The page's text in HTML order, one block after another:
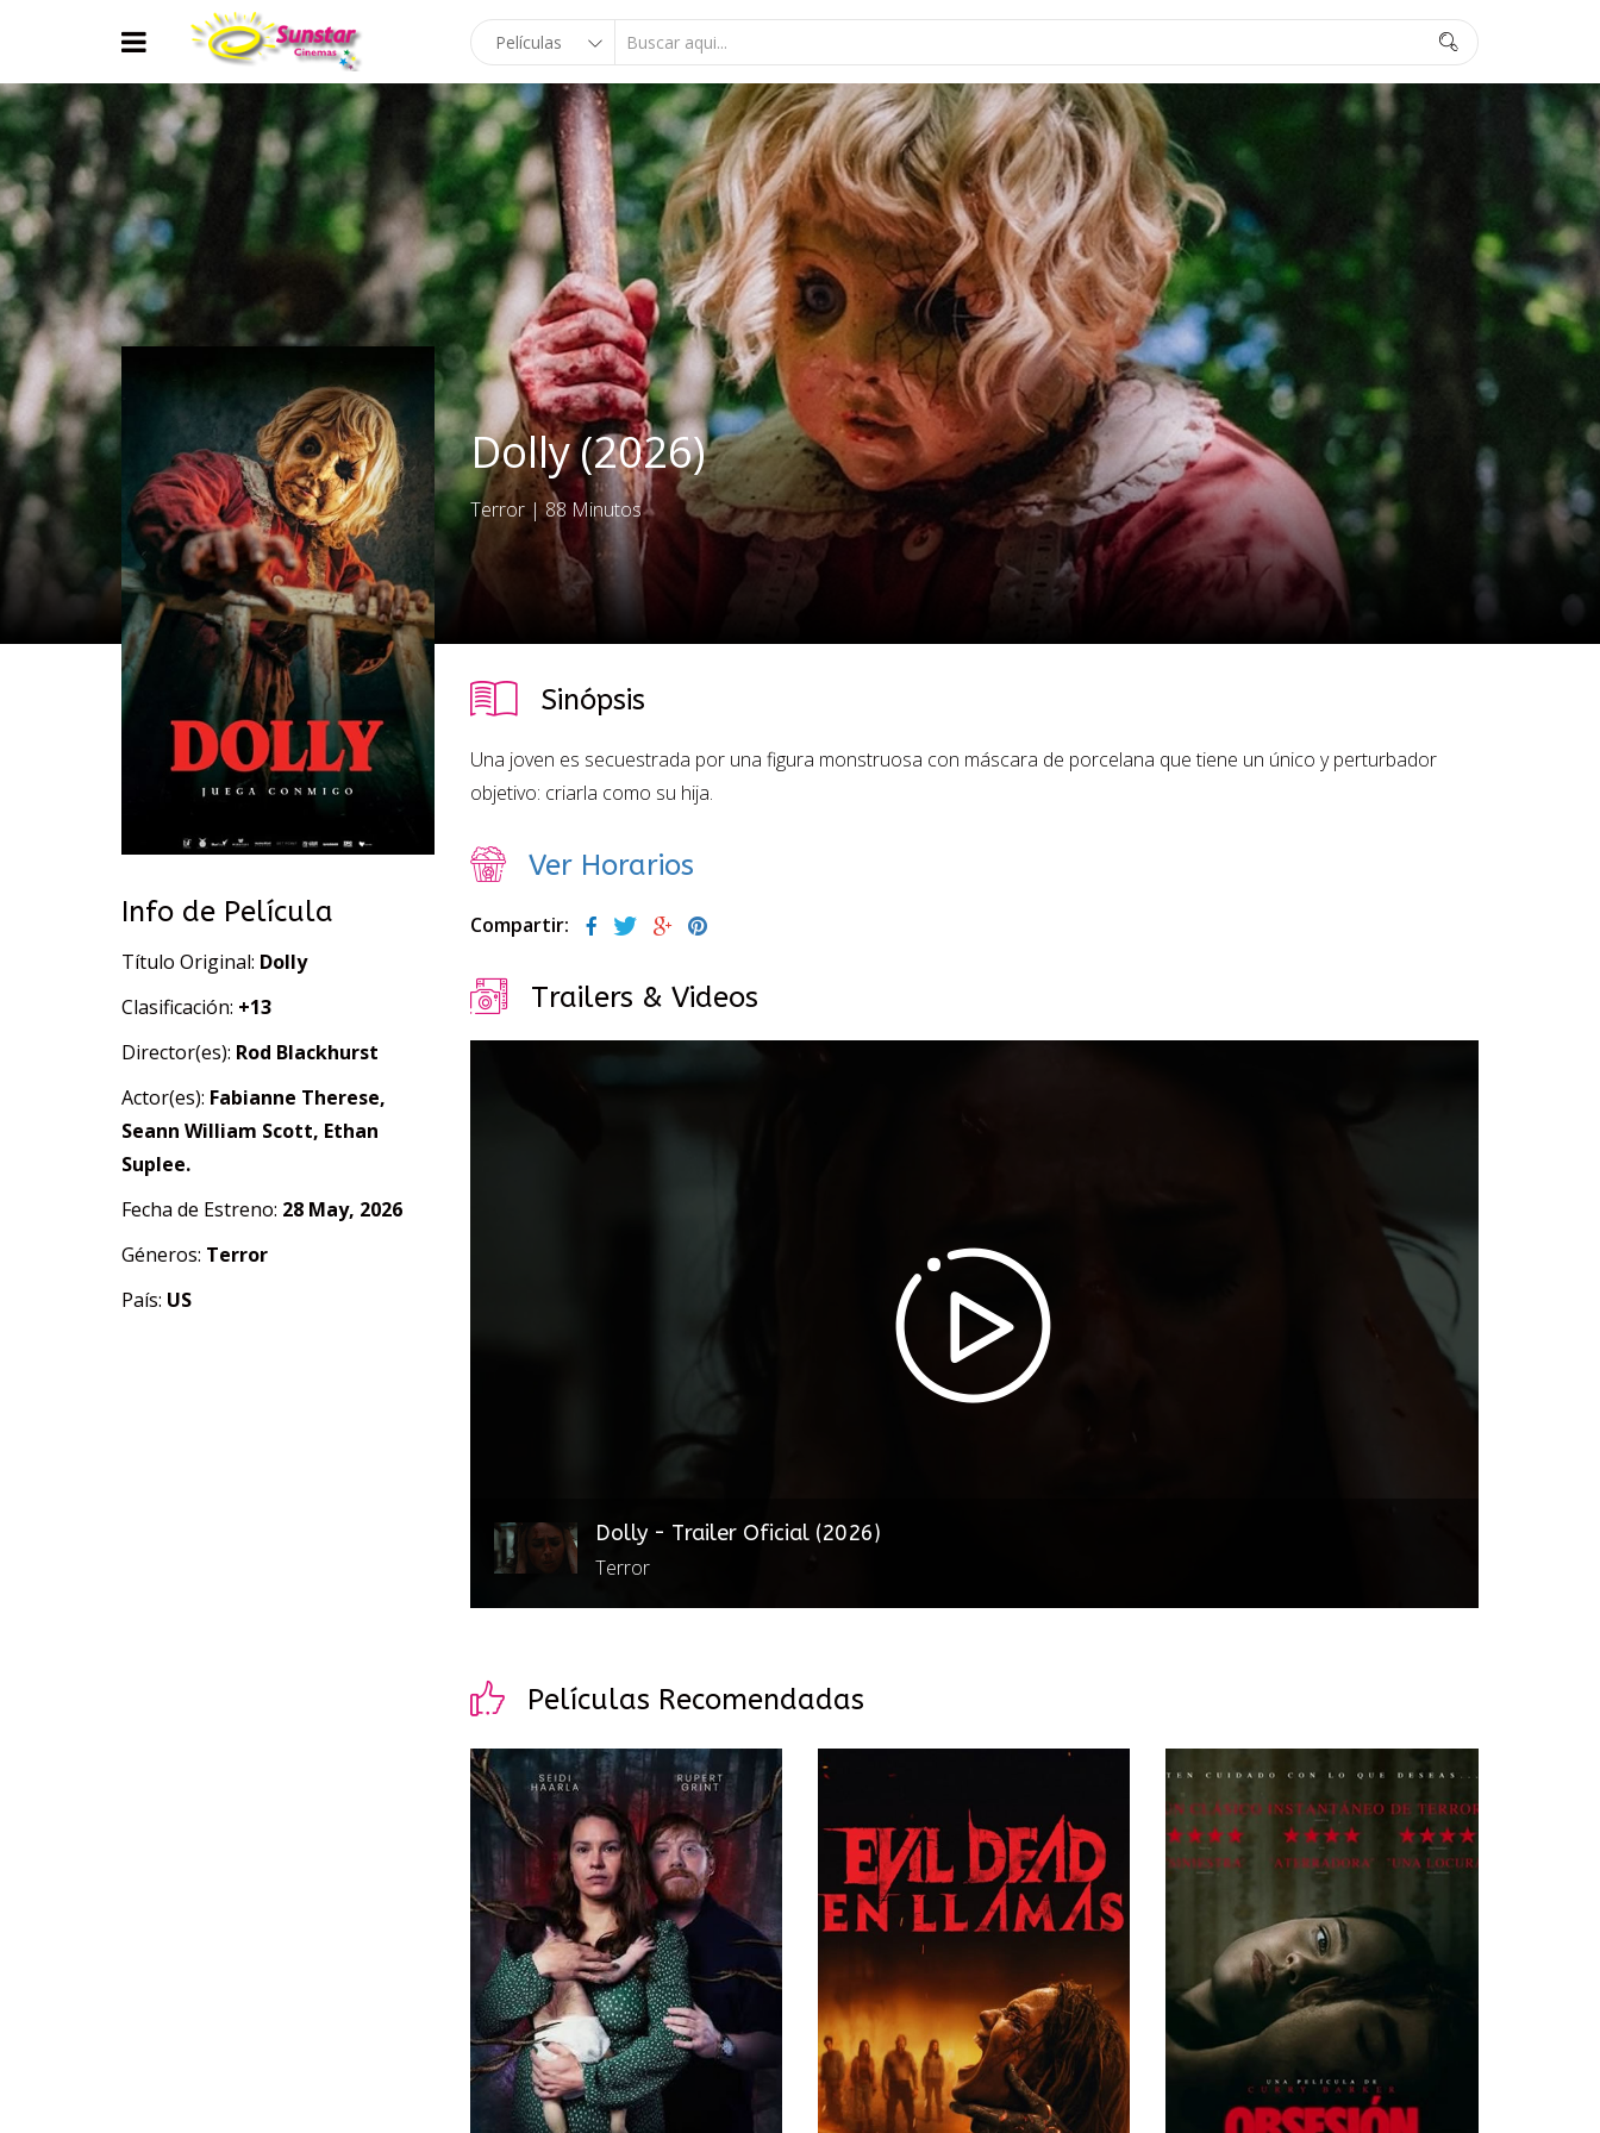
Dolly (2026)
Terror|88 Minutos
Info de Película
Título Original: Dolly
Clasificación: +13
Director(es): Rod Blackhurst
Actor(es): Fabianne Therese,
Seann William Scott, Ethan
Suplee.
Fecha de Estreno: 28 May, 2026
Géneros: Terror
País: US
Sinópsis
Una joven es secuestrada por una figura monstruosa con máscara de porcelana que tiene un único y perturbador
objetivo: criarla como su hija.
Ver Horarios
Compartir:
Trailers & Videos
Dolly - Trailer Oficial (2026)
Terror
Películas Recomendadas